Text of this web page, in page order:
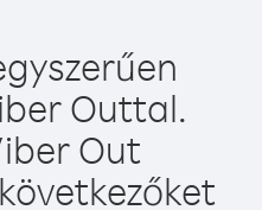
Outtal.
Out